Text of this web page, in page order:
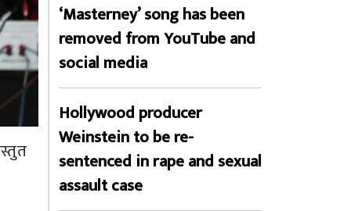
‘Masterney’ song has been
removed from YouTube and
social media
Hollywood producer
Weinstein to be re-
sentenced in rape and sexual
assault case